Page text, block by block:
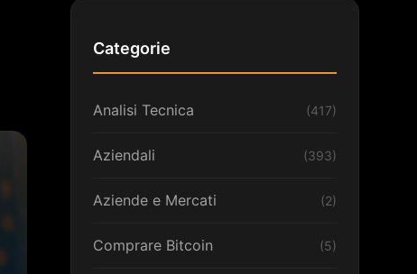
Categorie
Analisi Tecnica (417)
Aziendali (393)
Aziende e Mercati (2)
Comprare Bitcoin (5)